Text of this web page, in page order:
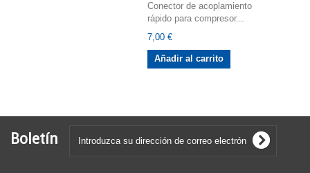
Conector de acoplamiento
rápido para compresor...
7,00 €
Añadir al carrito
Boletín